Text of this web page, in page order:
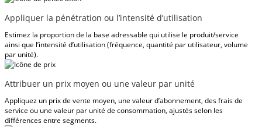
Appliquer la pénétration ou l’intensité d’utilisation
Estimez la proportion de la base adressable qui utilise le produit/service
ainsi que l’intensité d’utilisation (fréquence, quantité par utilisateur, volume
par unité).
Attribuer un prix moyen ou une valeur par unité
Appliquez un prix de vente moyen, une valeur d’abonnement, des frais de
service ou une valeur par unité de consommation, ajustés selon les
différences entre segments.